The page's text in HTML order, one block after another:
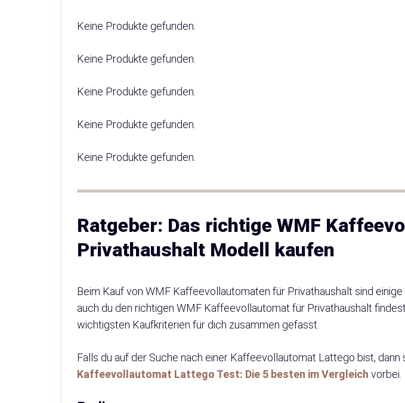
Keine Produkte gefunden.
Keine Produkte gefunden.
Keine Produkte gefunden.
Keine Produkte gefunden.
Keine Produkte gefunden.
Ratgeber: Das richtige WMF
Privathaushalt Modell kaufen
Beim Kauf von WMF Kaffeevollautomaten für Privathaushalt sind
auch du den richtigen WMF Kaffeevollautomat für Privathaushalt
wichtigsten Kaufkriterien für dich zusammen gefasst.
Falls du auf der Suche nach einer Kaffeevollautomat Lattego bist, dann
Kaffeevollautomat Lattego Test: Die 5 besten im Vergleich vorbei.